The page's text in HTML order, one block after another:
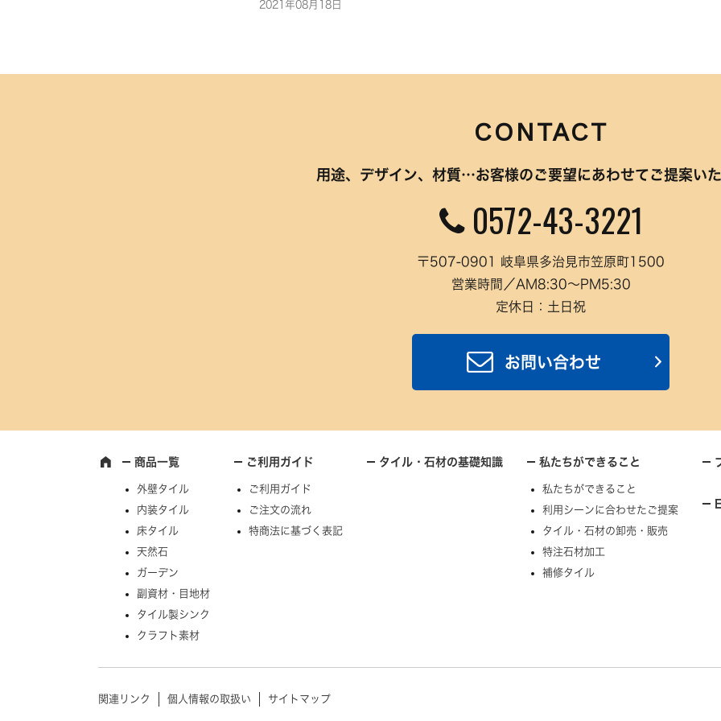
2021年08月18日
CONTACT
用途、デザイン、材質…お客様のご要望にあわせてご提案い
0572-43-3221
〒507-0901 岐阜県多治見市笠原町1500
営業時間／AM8:30～PM5:30
定休日：土日祝
お問い合わせ
商品一覧
外壁タイル
内装タイル
床タイル
天然石
ガーデン
副資材・目地材
タイル製シンク
クラフト素材
ご利用ガイド
ご利用ガイド
ご注文の流れ
特商法に基づく表記
タイル・石材の基礎知識 私たちができること
私たちができること
利用シーンに合わせたご提案
タイル・石材の卸売・販売
特注石材加工
補修タイル
関連リンク 個人情報の取扱い サイトマップ